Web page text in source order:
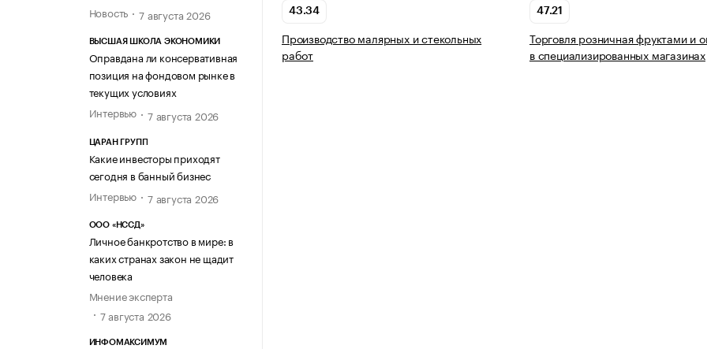
Новость
7 августа 2026
ВЫСШАЯ ШКОЛА ЭКОНОМИКИ
Оправдана ли консервативная
позиция на фондовом рынке в
текущих условиях
Интервью
7 августа 2026
ЦАРАН ГРУПП
Какие инвесторы приходят
сегодня в банный бизнес
Интервью
7 августа 2026
ООО «НССД»
Личное банкротство в мире: в
каких странах закон не щадит
человека
Мнение эксперта
7 августа 2026
ИНФОМАКСИМУМ
43.34
Производство малярных и стекольных
работ
47.21
Торговля розничная фруктами и
в специализированных магазинах